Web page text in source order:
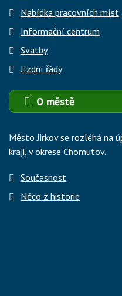
Nabídka pracovních míst
Informační centrum
Svatby
Jízdní řády
O městě
Město Jirkov se rozléhá na
kraji, v okrese Chomutov.
Současnost
Něco z historie